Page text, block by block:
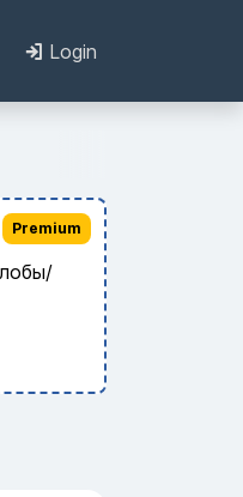
Login
Premium